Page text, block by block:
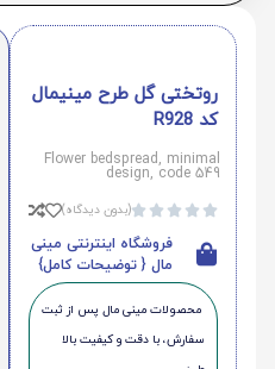
روتختی گل طرح مینیمال
کد R928
Flower bedspread, minimal
design, code 549




(بدون دیدگاه)
فروشگاه اینترنتی مینی
مال { توضیحات کامل}
محصولات مینی‌ مال پس از ثبت
سفارش، با دقت و کیفیت بالا